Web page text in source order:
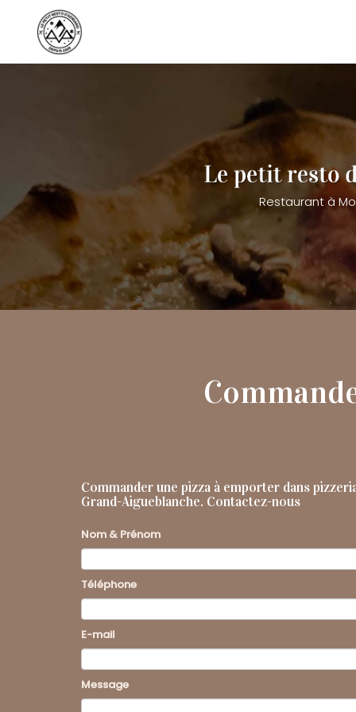
Restaurant à
Commander une pizza à emporter dans
Grand-Aigueblanche. Contactez-nous
Nom & Prénom
Téléphone
E-mail
Message